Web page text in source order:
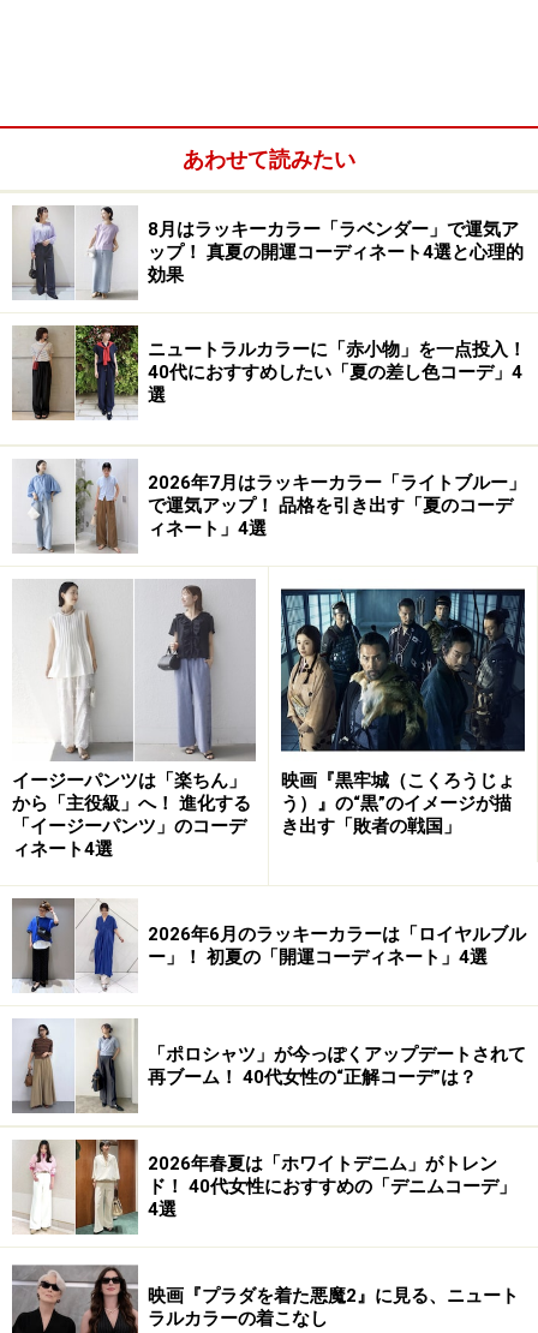
さそり座：ローズピンク
いて座：オーカー
やぎ座：グラファイト
みずがめ座：サイバーグリーンブルー
うお座：ラグーンブルー
おひつじ座：バーントオレンジ
2025年10月から12月は、居場所や人間関係が安定し、努
力が成果に結びつきやすくなる時期。2026年1月から3月
は、土台を固めて新たなスタートへ向けた準備が進みま
す。
ラッキーカラーは「バーントオレンジ」。焦がしたよう
な深みのあるオレンジは、オレンジの陽気さとブラウン
の安定感を併せ持つ色です。ファッションに取り入れる
と人間関係や金運をサポートしてくれ、インテリアに取
り入れると居心地の良い空間になり、家庭運が上昇しま
す。
おうし座：スカイブルー
2025年10月から12月は、大切な人との信頼を深める時
期。仕事運も好調です。2026年1月から3月は、春に向け
て変化の芽を育てる時期となります。
あわせて読みたい
8月はラッキーカラー「ラベンダー」で運気ア
ップ！ 真夏の開運コーディネート4選と心理的
効果
ニュートラルカラーに「赤小物」を一点投入！
40代におすすめしたい「夏の差し色コーデ」4
選
2026年7月はラッキーカラー「ライトブルー」
で運気アップ！ 品格を引き出す「夏のコーデ
ィネート」4選
イージーパンツは「楽ちん」
から「主役級」へ！ 進化する
「イージーパンツ」のコーデ
ィネート4選
映画『黒牢城（こくろうじょ
う）』の“黒”のイメージが描
き出す「敗者の戦国」
2026年6月のラッキーカラーは「ロイヤルブル
ー」！ 初夏の「開運コーディネート」4選
「ポロシャツ」が今っぽくアップデートされて
再ブーム！ 40代女性の“正解コーデ”は？
2026年春夏は「ホワイトデニム」がトレン
ド！ 40代女性におすすめの「デニムコーデ」
4選
映画『プラダを着た悪魔2』に見る、ニュート
ラルカラーの着こなし